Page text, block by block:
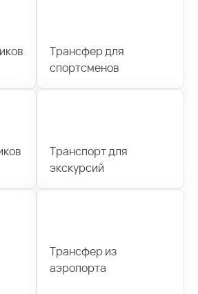
Трансфер для
спортсменов
Транспорт для
экскурсий
Трансфер из
аэропорта